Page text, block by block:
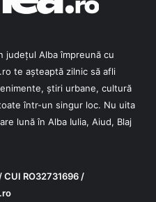
județul Alba împreună cu
te așteaptă zilnic să afli
știri urbane, cultură
într-un singur loc. Nu uita
lună în Alba Iulia, Aiud, Blaj
CUI RO32731696 /